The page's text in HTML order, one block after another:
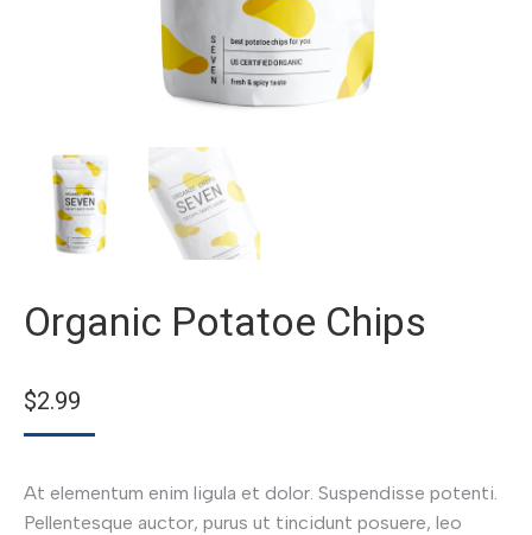
Organic Potatoe Chips
$2.99
At elementum enim ligula et dolor. Suspendisse potenti.
Pellentesque auctor, purus ut tincidunt posuere, leo